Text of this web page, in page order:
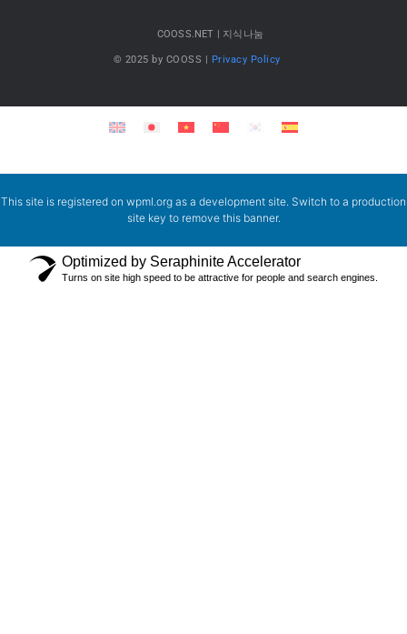
COOSS.NET | 지식나눔
© 2025 by COOSS | Privacy Policy
This site is registered on wpml.org as a development site. Switch to a production
site key to remove this banner.
Optimized by Seraphinite Accelerator
Turns on site high speed to be attractive for people and search engines.